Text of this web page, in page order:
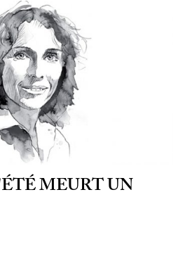
MEURT UN